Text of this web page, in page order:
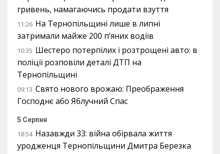
гривень, намагаючись продати взуття
11:26 На Тернопільщині лише в липні
затримали майже 200 п’яних водіїв
10:35 Шестеро потерпілих і розтрощені авто: в
поліції розповіли деталі ДТП на
Тернопільщині
09:13 Свято нового врожаю: Преображення
Господнє або Яблучний Спас
5 Серпня
18:54 Назавжди 33: війна обірвала життя
уродженця Тернопільщини Дмитра Березка